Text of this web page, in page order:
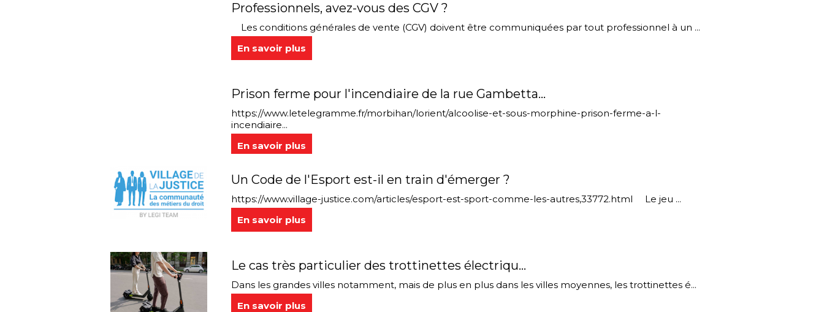
Professionnels, avez-vous des CGV ?
Les conditions générales de vente (CGV) doivent être communiquées par tout professionnel à un ...
En savoir plus
Prison ferme pour l'incendiaire de la rue Gambetta...
https://www.letelegramme.fr/morbihan/lorient/alcoolise-et-sous-morphine-prison-ferme-a-l-
incendiaire...
En savoir plus
Un Code de l'Esport est-il en train d'émerger ?
https://www.village-justice.com/articles/esport-est-sport-comme-les-autres,33772.html Le jeu ...
En savoir plus
Le cas très particulier des trottinettes électriqu...
Dans les grandes villes notamment, mais de plus en plus dans les villes moyennes, les trottinettes é...
En savoir plus